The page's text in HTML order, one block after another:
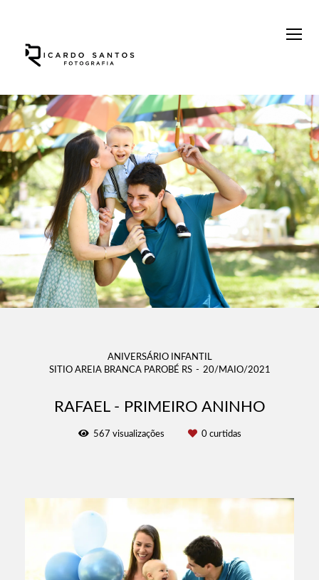
ANIVERSÁRIO INFANTIL
SITIO AREIA BRANCA PAROBÉ RS
20/MAIO/2021
RAFAEL - PRIMEIRO ANINHO
567 visualizações 0curtidas